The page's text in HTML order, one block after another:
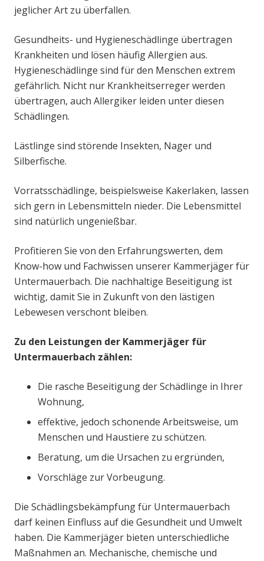
jeglicher Art zu überfallen.
Gesundheits- und Hygieneschädlinge übertragen
Krankheiten und lösen häufig Allergien aus.
Hygieneschädlinge sind für den Menschen extrem
gefährlich. Nicht nur Krankheitserreger werden
übertragen, auch Allergiker leiden unter diesen
Schädlingen.
Lästlinge sind störende Insekten, Nager und
Silberfische.
Vorratsschädlinge, beispielsweise Kakerlaken, lassen
sich gern in Lebensmitteln nieder. Die Lebensmittel
sind natürlich ungenießbar.
Profitieren Sie von den Erfahrungswerten, dem
Know-how und Fachwissen unserer Kammerjäger für
Untermauerbach. Die nachhaltige Beseitigung ist
wichtig, damit Sie in Zukunft von den lästigen
Lebewesen verschont bleiben.
Zu den Leistungen der Kammerjäger für
Untermauerbach zählen:
Die rasche Beseitigung der Schädlinge in Ihrer
Wohnung,
effektive, jedoch schonende Arbeitsweise, um
Menschen und Haustiere zu schützen.
Beratung, um die Ursachen zu ergründen,
Vorschläge zur Vorbeugung.
Die Schädlingsbekämpfung für Untermauerbach
darf keinen Einfluss auf die Gesundheit und Umwelt
haben. Die Kammerjäger bieten unterschiedliche
Maßnahmen an. Mechanische, chemische und